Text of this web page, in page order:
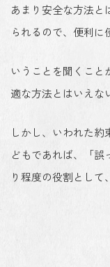
あまり安全な方法と
られるので、便利に
いうことを聞くこと
適な方法とはいえな
しかし、いわれた
どもであれば、「
り程度の役割として